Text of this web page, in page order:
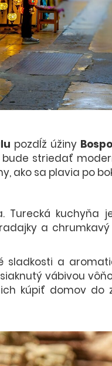
pozdĺž úžiny
striedať
ako sa plavia po
Turecká
a
a
vábivou
kúpiť domov